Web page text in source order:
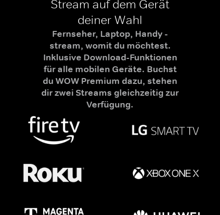
Stream auf dem Gerät
deiner Wahl
Fernseher, Laptop, Handy -
stream, womit du möchtest.
Inklusive Download-Funktionen
für alle mobilen Geräte. Buchst
du WOW Premium dazu, stehen
dir zwei Streams gleichzeitig zur
Verfügung.